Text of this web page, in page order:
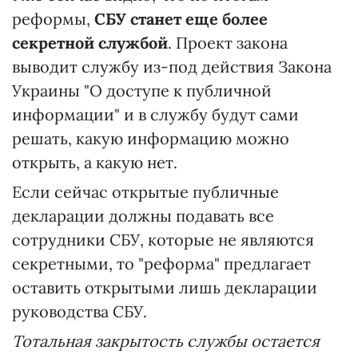
реформы, СБУ станет еще более
секретной службой. Проект закона
выводит службу из-под действия Закона
Украины "О доступе к публичной
информации" и в службу будут сами
решать, какую информацию можно
открыть, а какую нет.
Если сейчас открытые публичные
декларации должны подавать все
сотрудники СБУ, которые не являются
секретными, то "реформа" предлагает
оставить открытыми лишь декларации
руководства СБУ.
Тотальная закрытость службы остается